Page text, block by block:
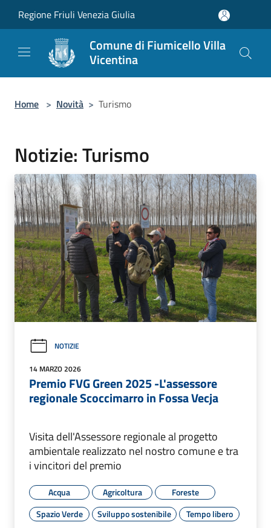
Regione Friuli Venezia Giulia
Comune di Fiumicello Villa
Vicentina
Home > Novità > Turismo
Notizie: Turismo
NOTIZIE
14 MARZO 2026
Premio FVG Green 2025 -L'assessore
regionale Scoccimarro in Fossa Vecja
Visita dell'Assessore regionale al progetto
ambientale realizzato nel nostro comune e tra
i vincitori del premio
Acqua Agricoltura
Foreste
Spazio Verde
Sviluppo sostenibile
Tempo libero